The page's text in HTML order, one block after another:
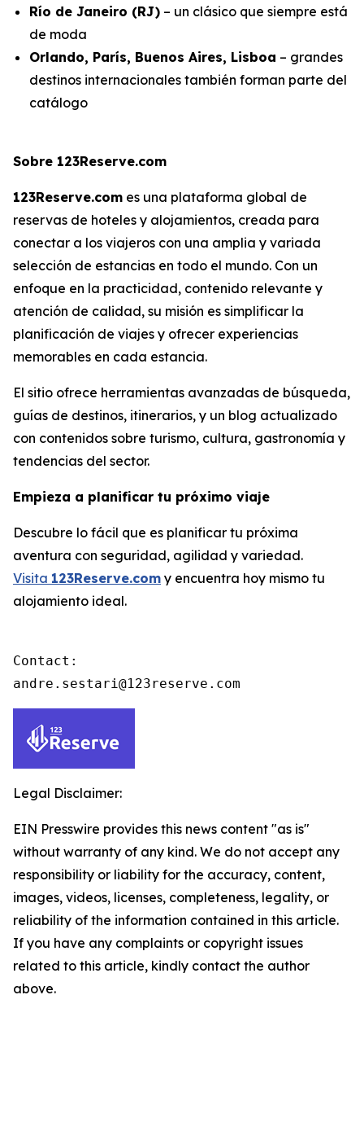
Río de Janeiro (RJ) – un clásico que siempre está
de moda
Orlando, París, Buenos Aires, Lisboa – grandes
destinos internacionales también forman parte del
catálogo
Sobre 123Reserve.com
123Reserve.com es una plataforma global de
reservas de hoteles y alojamientos, creada para
conectar a los viajeros con una amplia y variada
selección de estancias en todo el mundo. Con un
enfoque en la practicidad, contenido relevante y
atención de calidad, su misión es simplificar la
planificación de viajes y ofrecer experiencias
memorables en cada estancia.
El sitio ofrece herramientas avanzadas de búsqueda,
guías de destinos, itinerarios, y un blog actualizado
con contenidos sobre turismo, cultura, gastronomía y
tendencias del sector.
Empieza a planificar tu próximo viaje
Descubre lo fácil que es planificar tu próxima
aventura con seguridad, agilidad y variedad.
Visita 123Reserve.com y encuentra hoy mismo tu
alojamiento ideal.
Contact:
andre.sestari@123reserve.com
Legal Disclaimer:
EIN Presswire provides this news content "as is"
without warranty of any kind. We do not accept any
responsibility or liability for the accuracy, content,
images, videos, licenses, completeness, legality, or
reliability of the information contained in this article.
If you have any complaints or copyright issues
related to this article, kindly contact the author
above.